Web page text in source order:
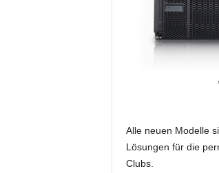
Alle neuen Modelle
Lösungen für die
Clubs.